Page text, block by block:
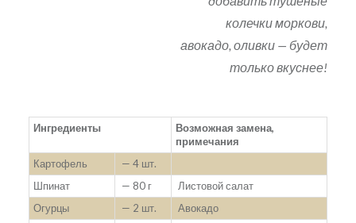
колечки моркови,
авокадо, оливки — будет
только вкуснее!
Ингредиенты
Возможная замена,
примечания
Картофель
— 4 шт.
Шпинат
— 80 г
Листовой салат
Огурцы
— 2 шт.
Авокадо